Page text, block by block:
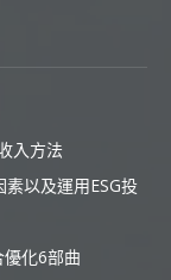
入方法
素以及運用ESG投
優化6部曲